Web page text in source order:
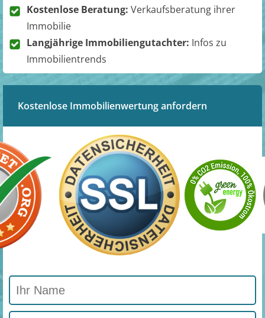
Kostenlose Beratung: Verkaufsberatung ihrer
Immobilie
Langjährige Immobiliengutachter: Infos zu
Immobilientrends
Kostenlose Immobilienwertung anfordern